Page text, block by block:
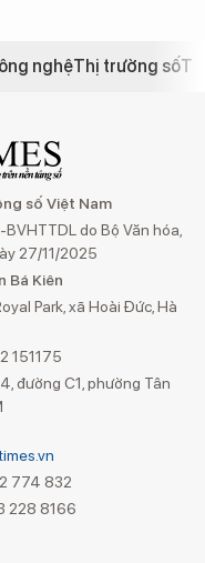
nghệThị trường số
số Việt Nam
do Bộ Văn hóa,
27/11/2025
Bá Kiên
Park, xã Hoài Đức, Hà
151175
đường C1, phường Tân
774 832
228 8166